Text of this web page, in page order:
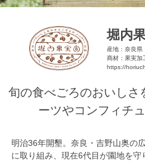
堀内
産地：奈良県
商材：果実加
https://
旬の食べごろのおいしさ
ーツやコンフィチ
明治36年開墾。奈良・吉野山奥の
に取り組み、現在6代目が園地を